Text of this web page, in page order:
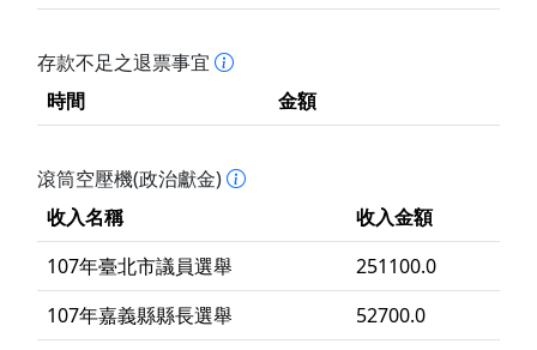
存款不足之退票事宜
時間
金額
滾筒空壓機(政治獻金)
收入名稱
收入金額
107年臺北市議員選舉
251100.0
107年嘉義縣縣長選舉
52700.0